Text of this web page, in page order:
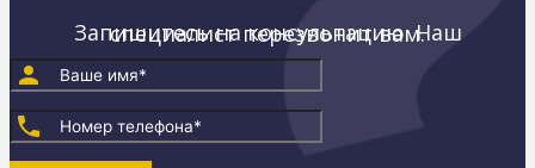
Запишитесь на консультацию. Наш специалист перезвонит вам.